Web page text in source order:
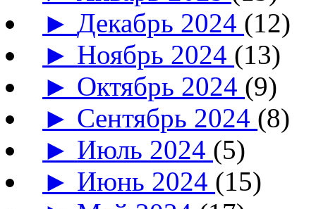
►Декабрь 2024 (12)
► Ноябрь 2024 (13)
► Октябрь 2024 (9)
► Сентябрь 2024 (8)
► Июль 2024 (5)
► Июнь 2024 (15)